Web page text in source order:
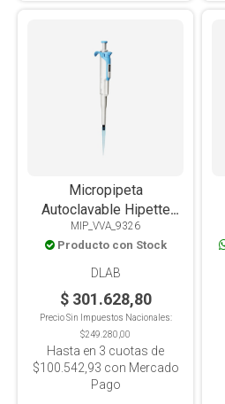
Micropipeta
Autoclavable Hipette
Volumen Variable 0.1-
2.5ul
MIP_VVA_9326
Producto con Stock
DLAB
$ 301.628,80
Precio Sin Impuestos Nacionales:
$249.280,00
Hasta en 3 cuotas de
$100.542,93 con Mercado
Pago